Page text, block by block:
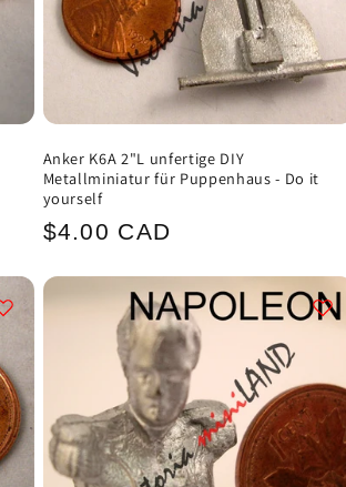
Anker K6A 2"L unfertige DIY
Metallminiatur für Puppenhaus - Do it
yourself
Normaler
$4.00 CAD